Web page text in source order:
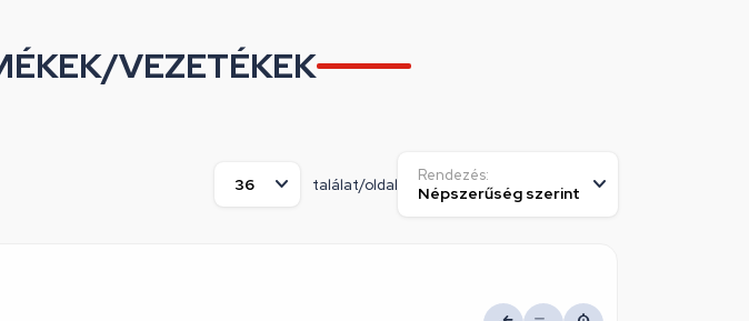
VEZETÉKEK
találat/oldal
Rendezés: